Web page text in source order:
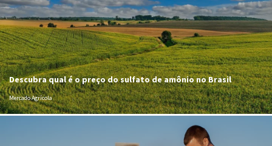
Descubra qual é o preço do sulfato de amônio no Brasil
Mercado Agrícola